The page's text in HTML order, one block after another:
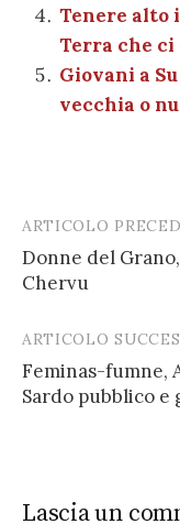
Tenere alto
Terra che ci
Giovani a
vecchia o
Post
navigation
ARTICOLO
Donne del
Chervu
ARTICOLO
Feminas-fumne,
Sardo pubblico
Lascia un